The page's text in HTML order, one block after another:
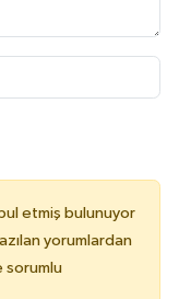
etmiş bulunuyor
yorumlardan
sorumlu